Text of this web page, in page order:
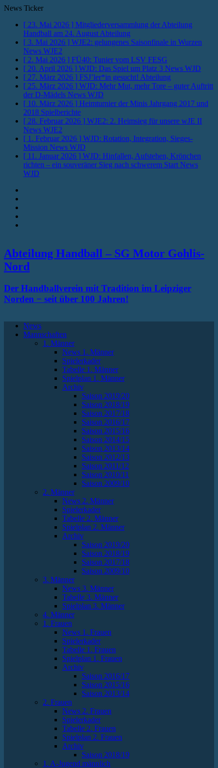
News Ticker
[ 23. Mai 2026 ] Mitgliederversammlung der Abteilung
Handball am 24. August Abteilung
[ 3. Mai 2026 ] WJE2: gelungenes Saisonfinale in Wurzen
News WJE2
[ 2. Mai 2026 ] FÜ40: Tunier vom LSV FESG
[ 20. April 2026 ] WJD: Das Spiel um Platz 3 News WJD
[ 27. März 2026 ] FSJ’ler*in gesucht! Abteilung
[ 25. März 2026 ] WJD: Mehr Mut, mehr Tore – guter Auftritt
der D-Mädels News WJD
[ 10. März 2026 ] Heimturnier der Minis Jahrgang 2017 und
2018 Spielberichte
[ 28. Februar 2026 ] WJE2: 2. Heimsieg für unsere wJE II
News WJE2
[ 1. Februar 2026 ] WJD: Rotation, Integration, Sieges-
Mission News WJD
[ 11. Januar 2026 ] WJD: Hinfallen, Aufstehen, Krönchen
richten – ein souveräner Sieg nach schwerem Start News
WJD
Abteilung Handball – SG Motor Gohlis-
Nord
Der Handballverein mit Tradition im Leipziger
Norden − seit über 100 Jahren!
News
Mannschaften
1. Männer
News 1. Männer
Spielerkader
Tabelle 1. Männer
Spielplan 1. Männer
Archiv
Saison 2019/20
Saison 2018/19
Saison 2017/18
Saison 2016/17
Saison 2015/16
Saison 2014/15
Saison 2013/14
Saison 2012/13
Saison 2011/12
Saison 2010/11
Saison 2009/10
2. Männer
News 2. Männer
Spielerkader
Tabelle 2. Männer
Spielplan 2. Männer
Archiv
Saison 2019/20
Saison 2018/19
Saison 2017/18
Saison 2009/10
3. Männer
News 3. Männer
Tabelle 3. Männer
Spielplan 3. Männer
4. Männer
1. Frauen
News 1. Frauen
Spielerkader
Tabelle 1. Frauen
Spielplan 1. Frauen
Archiv
Saison 2016/17
Saison 2015/16
Saison 2013/14
2. Frauen
News 2. Frauen
Spielerkader
Tabelle 2. Frauen
Spielplan 2. Frauen
Archiv
Saison 2018/19
1. A-Jugend männlich